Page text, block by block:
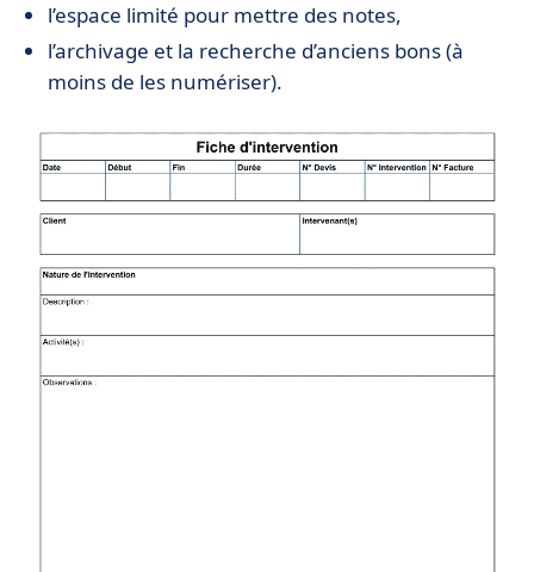
l’espace limité pour mettre des notes,
l’archivage et la recherche d’anciens bons (à
moins de les numériser).